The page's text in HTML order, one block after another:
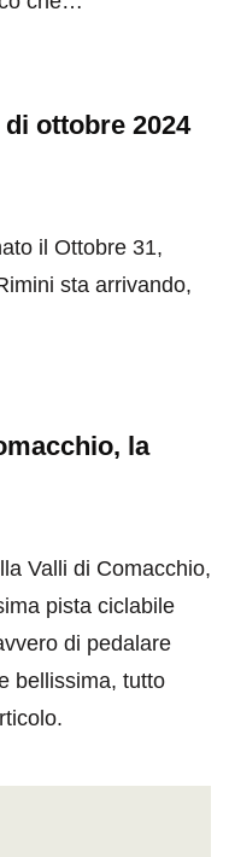
ottobre 2024
il Ottobre 31,
sta arrivando,
la
Valli di Comacchio,
pista ciclabile
di pedalare
bellissima, tutto